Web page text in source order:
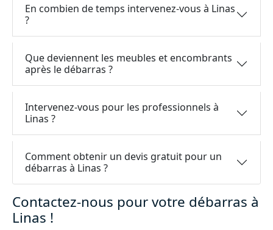
En combien de temps intervenez-vous à Linas
?
Que deviennent les meubles et encombrants
après le débarras ?
Intervenez-vous pour les professionnels à
Linas ?
Comment obtenir un devis gratuit pour un
débarras à Linas ?
Contactez-nous pour votre débarras à
Linas !